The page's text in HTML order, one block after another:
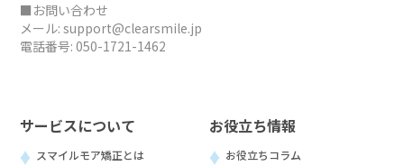
■お問い合わせ
メール: support@clearsmile.jp
電話番号: 050-1721-1462
サービスについて
スマイルモア矯正とは
お役立ち情報
お役立ちコラム